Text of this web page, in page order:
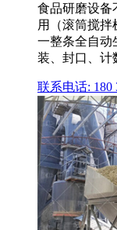
食品研磨设备
用（滚筒搅拌
一整条全自动
装、封口、计
联系电话: 180